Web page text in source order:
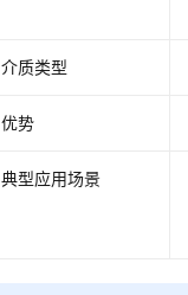
介质类型
优势
典型应用场景